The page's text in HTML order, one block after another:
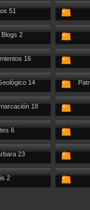
51
2
16
14
18
6
23
2